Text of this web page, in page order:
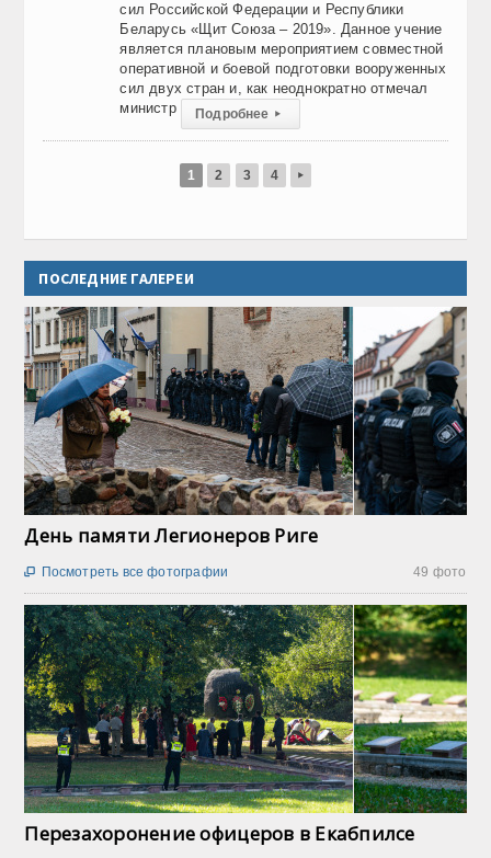
сил Российской Федерации и Республики
Беларусь «Щит Союза – 2019». Данное учение
является плановым мероприятием совместной
оперативной и боевой подготовки вооруженных
сил двух стран и, как неоднократно отмечал
министр
Подробнее ▸
1 2 3 4 ▸
ПОСЛЕДНИЕ ГАЛЕРЕИ
День памяти Легионеров Риге
49 фото
 Посмотреть все фотографии
Перезахоронение офицеров в Екабпилсе